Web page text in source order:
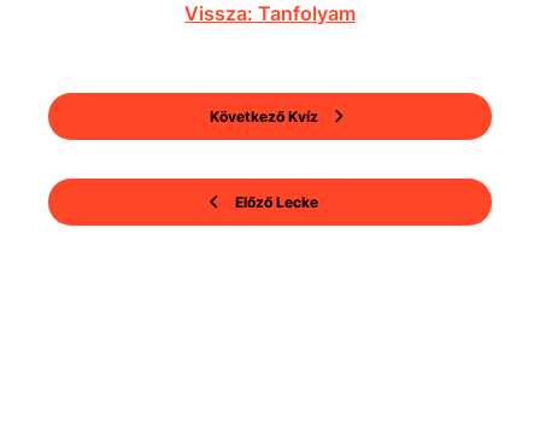
Előző Lecke
Vissza: Tanfolyam
Következő Kvíz